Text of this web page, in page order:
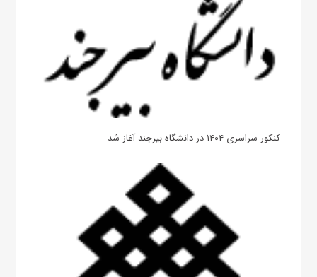
کنکور سراسری ۱۴۰۴ در دانشگاه بیرجند آغاز شد